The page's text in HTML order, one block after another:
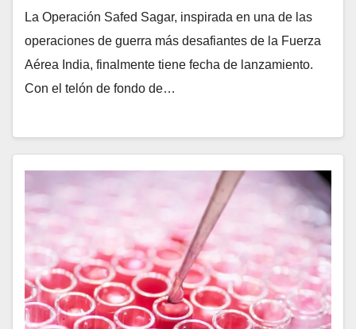
La Operación Safed Sagar, inspirada en una de las
operaciones de guerra más desafiantes de la Fuerza
Aérea India, finalmente tiene fecha de lanzamiento.
Con el telón de fondo de…